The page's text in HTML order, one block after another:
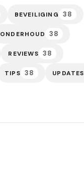
BEVEILIGING 38
ONDERHOUD 38
REVIEWS 38
TIPS 38 UPDATES